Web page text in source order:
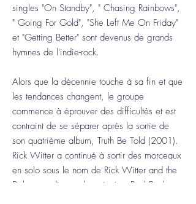
singles "On Standby", " Chasing Rainbows",
" Going For Gold", "She Left Me On Friday"
et "Getting Better" sont devenus de grands
hymnes de l'indie-rock.
Alors que la décennie touche à sa fin et que
les tendances changent, le groupe
commence à éprouver des difficultés et est
contraint de se séparer après la sortie de
son quatrième album, Truth Be Told (2001).
Rick Witter a continué à sortir des morceaux
en solo sous le nom de Rick Witter and the
Dukes, tandis que le guitariste Paul Banks a